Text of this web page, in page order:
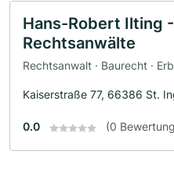
Hans-Robert Ilting
Rechtsanwälte
Rechtsanwalt · Baurecht ·
Kaiserstraße 77, 66386 St.
0.0 (0